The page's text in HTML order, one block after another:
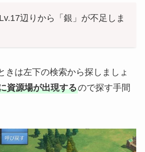
辺りから「銀」が不足しま
きは左下の検索から探しましょ
資源場が出現するので探す手間